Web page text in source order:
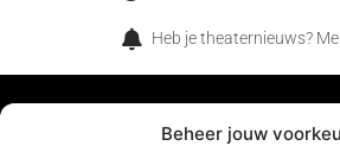
Beheer jouw
Heb je theaternieuws?